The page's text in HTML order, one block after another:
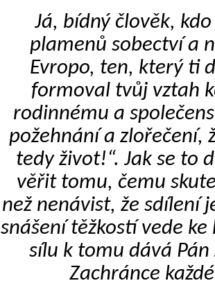
Já, bídný člověk,
plamenů sobectví a
Evropo, ten, který ti
formoval tvůj vztah
rodinnému a
požehnání a zlořečení,
tedy život!“. Jak se to
věřit tomu, čemu
než nenávist, že sdílení
snášení těžkostí vede
sílu k tomu dává Pán
Zachránce